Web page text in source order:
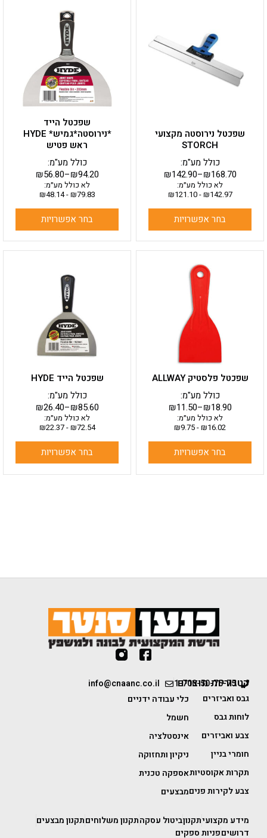
שפכטל נירוסטה מקצועי
STORCH
₪142.90–₪168.70
כולל מע"מ:
לא כולל מע״מ:
₪142.97
-
₪121.10
בחר אפשרויות
סוגים.
ניתן
שפכטל הייד
*נירוסטה*גמיש* HYDE
ראש פטיש
₪56.80–₪94.20
כולל מע"מ:
לא כולל מע״מ:
₪79.83
-
₪48.14
בחר אפשרויות
זה
יש
מספר
סוגים.
ניתן
לבחור
את
האפשרויות
המוצר
שפכטל פלסטיק ALLWAY
₪11.50–₪18.90
כולל מע"מ:
לא כולל מע״מ:
₪16.02
-
₪9.75
בחר אפשרויות
זה
יש
מספר
סוגים.
ניתן
לבחור
האפשרויות
המוצר
שפכטל הייד HYDE
₪26.40–₪85.60
כולל מע"מ:
לא כולל מע״מ:
₪72.54
-
₪22.37
בחר אפשרויות
יש
מספר
סוגים.
ניתן
לבחור
את
האפשרויות
המוצר
1-700-50-75-75
info@cnaanc.co.il קטגוריות מוצרים
גבס ואביזרים
לוחות גבס
צבע ואביזרים
חומרי בניין
תקרות אקוסטיות
צבע לקירות פנים
כלי עבודה ידניים
חשמל
אינסטלציה
ניקיון ותחזוקה
אספקה טכנית
מבצעים
מידע מקצועיתקנוןביטול עסקהתקנון משלוחיםתקנון מבצעים
דרושיםפניות ספקים